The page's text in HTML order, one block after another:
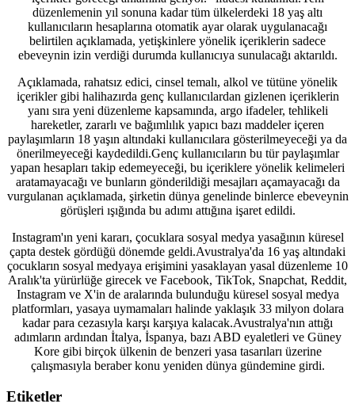
düzenlemenin yıl sonuna kadar tüm ülkelerdeki 18 yaş altı
kullanıcıların hesaplarına otomatik ayar olarak uygulanacağı
belirtilen açıklamada, yetişkinlere yönelik içeriklerin sadece
ebeveynin izin verdiği durumda kullanıcıya sunulacağı aktarıldı.
Açıklamada, rahatsız edici, cinsel temalı, alkol ve tütüne yönelik
içerikler gibi halihazırda genç kullanıcılardan gizlenen içeriklerin
yanı sıra yeni düzenleme kapsamında, argo ifadeler, tehlikeli
hareketler, zararlı ve bağımlılık yapıcı bazı maddeler içeren
paylaşımların 18 yaşın altındaki kullanıcılara gösterilmeyeceği ya da
önerilmeyeceği kaydedildi.Genç kullanıcıların bu tür paylaşımlar
yapan hesapları takip edemeyeceği, bu içeriklere yönelik kelimeleri
aratamayacağı ve bunların gönderildiği mesajları açamayacağı da
vurgulanan açıklamada, şirketin dünya genelinde binlerce ebeveynin
görüşleri ışığında bu adımı attığına işaret edildi.
Instagram'ın yeni kararı, çocuklara sosyal medya yasağının küresel
çapta destek gördüğü dönemde geldi.Avustralya'da 16 yaş altındaki
çocukların sosyal medyaya erişimini yasaklayan yasal düzenleme 10
Aralık'ta yürürlüğe girecek ve Facebook, TikTok, Snapchat, Reddit,
Instagram ve X'in de aralarında bulunduğu küresel sosyal medya
platformları, yasaya uymamaları halinde yaklaşık 33 milyon dolara
kadar para cezasıyla karşı karşıya kalacak.Avustralya'nın attığı
adımların ardından İtalya, İspanya, bazı ABD eyaletleri ve Güney
Kore gibi birçok ülkenin de benzeri yasa tasarıları üzerine
çalışmasıyla beraber konu yeniden dünya gündemine girdi.
Etiketler